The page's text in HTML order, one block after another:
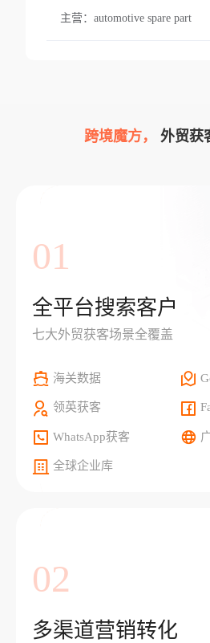
主营： automotive spare part
跨境魔方， 外贸获
01
全平台搜索客户
七大外贸获客场景全覆盖
海关数据
领英获客
WhatsApp获客
全球企业库
02
多渠道营销转化